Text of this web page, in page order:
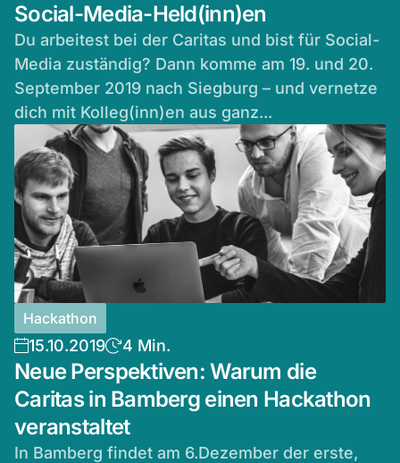
Social-Media-Held(inn)en
Du arbeitest bei der Caritas und bist für Social-
Media zuständig? Dann komme am 19. und 20.
September 2019 nach Siegburg – und vernetze
dich mit Kolleg(inn)en aus ganz...
Hackathon
15.10.2019 4 Min.
Neue Perspektiven: Warum die
Caritas in Bamberg einen Hackathon
veranstaltet
In Bamberg findet am 6.Dezember der erste,